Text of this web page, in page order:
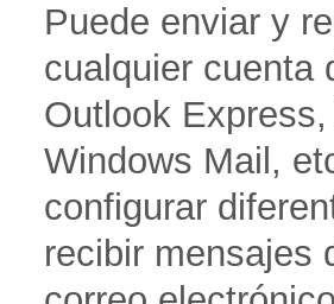
Puede enviar y
cualquier cuenta
Outlook
Windows Mail,
configurar
recibir mensajes